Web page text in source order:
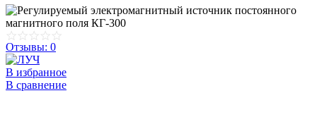
Отзывы: 0
В избранное
В сравнение